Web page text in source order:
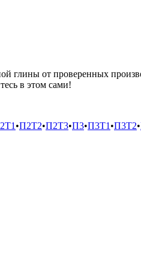
глины от проверенных
в этом сами!
•П2Т2•П2Т3•П3•П3Т1 •П3Т2•